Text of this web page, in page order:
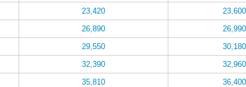
23,420 23,600
26,890 26,990
29,550 30,180
32,390 32,960
35,810 36,400